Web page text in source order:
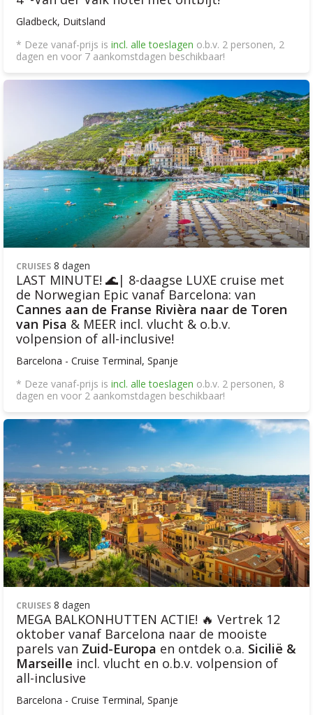
Gladbeck, Duitsland
* Deze vanaf-prijs is incl. alle toeslagen o.b.v. 2 personen, 2
dagen en voor 7 aankomstdagen beschikbaar!
CRUISES 8 dagen
LAST MINUTE! 🌊| 8-daagse LUXE cruise met
de Norwegian Epic vanaf Barcelona: van
Cannes aan de Franse Rivièra naar de Toren
van Pisa & MEER incl. vlucht & o.b.v.
volpension of all-inclusive!
Barcelona - Cruise Terminal, Spanje
* Deze vanaf-prijs is incl. alle toeslagen o.b.v. 2 personen, 8
dagen en voor 2 aankomstdagen beschikbaar!
CRUISES 8 dagen
MEGA BALKONHUTTEN ACTIE! 🔥 Vertrek 12
oktober vanaf Barcelona naar de mooiste
parels van Zuid-Europa en ontdek o.a. Sicilië &
Marseille incl. vlucht en o.b.v. volpension of
all-inclusive
Barcelona - Cruise Terminal, Spanje